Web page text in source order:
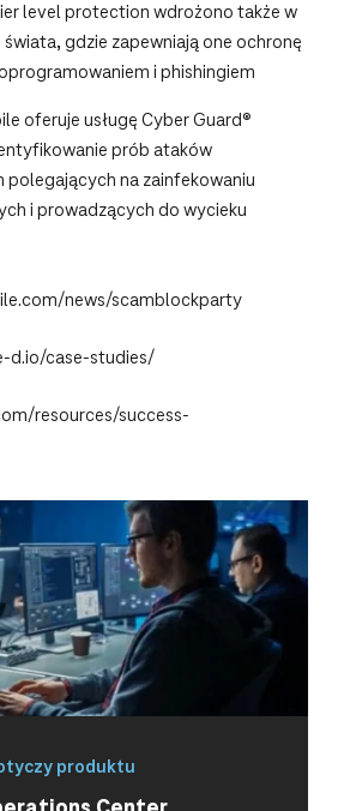
level protection wdrożono także w
gdzie zapewniają one ochronę
i phishingiem
oferuje usługę Cyber Guard®
prób ataków
polegających na zainfekowaniu
i prowadzących do wycieku
news/scamblockparty
d.io/case-studies/
resources/success-
produktu